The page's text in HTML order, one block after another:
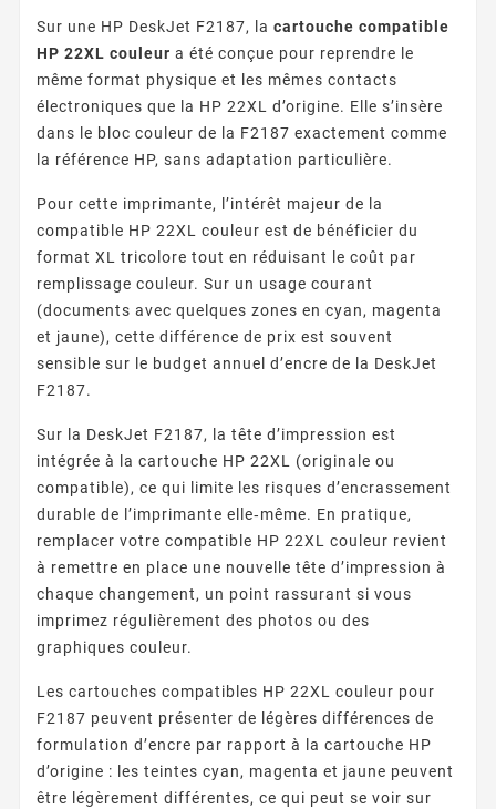
Sur une HP DeskJet F2187, la cartouche compatible
HP 22XL couleur a été conçue pour reprendre le
même format physique et les mêmes contacts
électroniques que la HP 22XL d’origine. Elle s’insère
dans le bloc couleur de la F2187 exactement comme
la référence HP, sans adaptation particulière.
Pour cette imprimante, l’intérêt majeur de la
compatible HP 22XL couleur est de bénéficier du
format XL tricolore tout en réduisant le coût par
remplissage couleur. Sur un usage courant
(documents avec quelques zones en cyan, magenta
et jaune), cette différence de prix est souvent
sensible sur le budget annuel d’encre de la DeskJet
F2187.
Sur la DeskJet F2187, la tête d’impression est
intégrée à la cartouche HP 22XL (originale ou
compatible), ce qui limite les risques d’encrassement
durable de l’imprimante elle‑même. En pratique,
remplacer votre compatible HP 22XL couleur revient
à remettre en place une nouvelle tête d’impression à
chaque changement, un point rassurant si vous
imprimez régulièrement des photos ou des
graphiques couleur.
Les cartouches compatibles HP 22XL couleur pour
F2187 peuvent présenter de légères différences de
formulation d’encre par rapport à la cartouche HP
d’origine : les teintes cyan, magenta et jaune peuvent
être légèrement différentes, ce qui peut se voir sur